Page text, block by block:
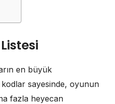
en büyük
kodlar sayesinde, oyunun
fazla heyecan